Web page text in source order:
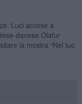
Luci accese a
danese Olafur
la mostra “Nel tuo